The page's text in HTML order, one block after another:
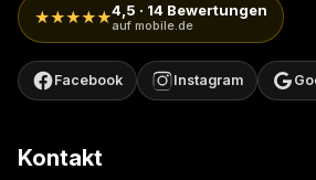
★★★★★4,5 · 14 Bewertungen
auf mobile.de
Facebook Instagram
Kontakt